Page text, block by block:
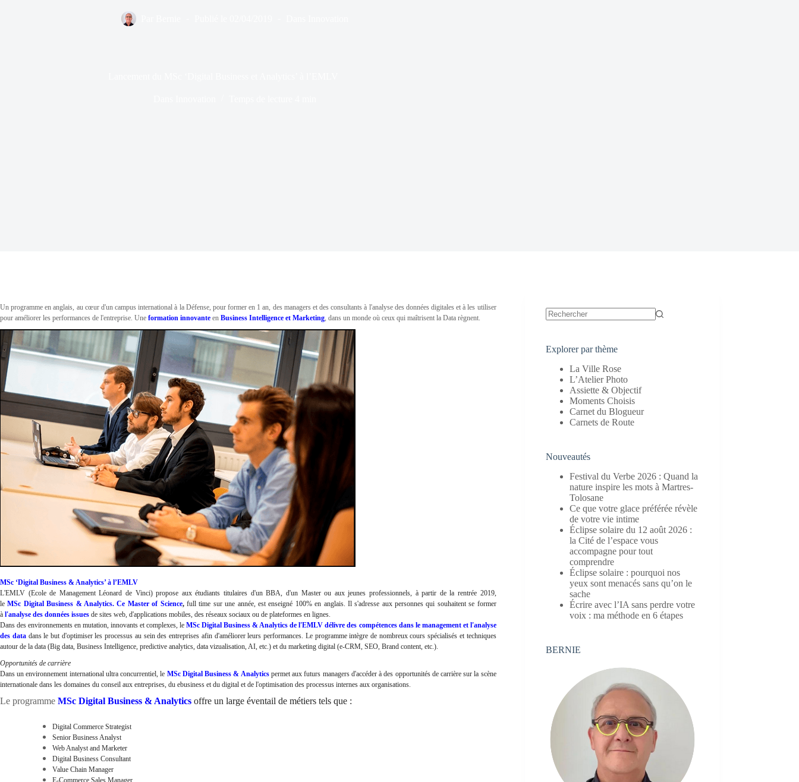
Un programme en anglais, au cœur d'un campus international à la Défense, pour former en 1 an, des managers et des consultants à l'analyse des données digitales et à les utiliser
pour améliorer les performances de l'entreprise. Une formation innovante en Business Intelligence et Marketing, dans un monde où ceux qui maîtrisent la Data règnent.
MSc ‘Digital Business & Analytics’ à l’EMLV
L'EMLV (Ecole de Management Léonard de Vinci) propose aux étudiants titulaires d'un BBA, d'un Master ou aux jeunes professionnels, à partir de la rentrée 2019,
leMSc Digital Business & Analytics. Ce Master of Science, full time sur une année, est enseigné 100% en anglais. Il s'adresse aux personnes qui souhaitent se former
à l'analyse des données issues de sites web, d'applications mobiles, des réseaux sociaux ou de plateformes en lignes.
Dans des environnements en mutation, innovants et complexes, leMSc Digital Business & Analytics de l'EMLV délivre des compétences dans le management et l'analyse
des data dans le but d'optimiser les processus au sein des entreprises afin d'améliorer leurs performances. Le programme intègre de nombreux cours spécialisés et techniques
autour de la data (Big data, Business Intelligence, predictive analytics, data vizualisation, AI, etc.) et du marketing digital (e-CRM, SEO, Brand content, etc.).
Opportunités de carrière
Dans un environnement international ultra concurrentiel, le MSc Digital Business & Analytics permet aux futurs managers d'accéder à des opportunités de carrière sur la scène
internationale dans les domaines du conseil aux entreprises, du ebusiness et du digital et de l'optimisation des processus internes aux organisations.
Le programme MSc Digital Business & Analytics offre un large éventail de métiers tels que :
Digital Commerce Strategist
Senior Business Analyst
Web Analyst and Marketer
Digital Business Consultant
Value Chain Manager
E-Commerce Sales Manager
Explorer par thème
La Ville Rose
L’Atelier Photo
Assiette & Objectif
Moments Choisis
Carnet du Blogueur
Carnets de Route
Nouveautés
Festival du Verbe 2026 : Quand la
nature inspire les mots à Martres-
Tolosane
Ce que votre glace préférée révèle
de votre vie intime
Éclipse solaire du 12 août 2026 :
la Cité de l’espace vous
accompagne pour tout
comprendre
Éclipse solaire : pourquoi nos
yeux sont menacés sans qu’on le
sache
Écrire avec l’IA sans perdre votre
voix : ma méthode en 6 étapes
BERNIE